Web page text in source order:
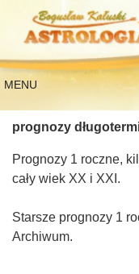
MENU
prognozy
Prognozy 1 roczne,
cały wiek XX i XXI.
Starsze prognozy 1
Archiwum.